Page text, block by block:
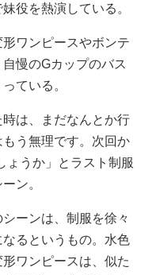
役を熱演している。
ワンピースやボンテ
慢のGカップのバス
ている。
は、まだなんとか行
う無理です。次回か
ょうか」とラスト制服
ン。
ーンは、制服を徐々
るというもの。水色
ワンピースは、似た